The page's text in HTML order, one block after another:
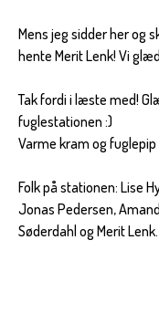
Mens jeg sidder her og
hente Merit Lenk! Vi
Tak fordi i læste med!
fuglestationen :)
Varme kram og
Folk på stationen: Lise
Jonas Pedersen,
Søderdahl og Merit Lenk.